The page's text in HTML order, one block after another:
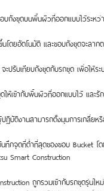
ถังขุดบนพื้นผิวที่ออกแบบไว้ระหว่
โดยอัตโนมัติ และขอบถังขุดจะล
ะปรับเทียบถังขุดกับรถขุด เพื่อให้
ห้เข้ากับพื้นผิวที่ออกแบบไว้ และ
บัติงานสามารถตั้งมุมการเกลี่ยห
นทึกจุดที่ต่ำที่สุดของขอบ Bucket
Smart Construction
ถูกรวมเข้ากับรถขุดรุ่นใหม่